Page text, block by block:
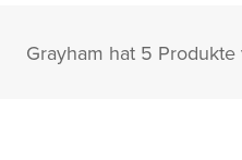
Grayham hat 5